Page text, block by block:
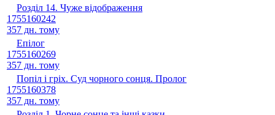
Розділ 14. Чуже відображення
1755160242
357 дн. тому
Епілог
1755160269
357 дн. тому
Попіл і гріх. Суд чорного сонця. Пролог
1755160378
357 дн. тому